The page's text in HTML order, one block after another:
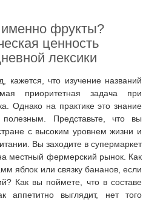
фрукты?
ценность
лексики
кажется, что изучение названий
приоритетная задача при
Однако на практике это знание
полезным. Представьте, что вы
с высоким уровнем жизни и
Вы заходите в супермаркет
местный фермерский рынок. Как
яблок или связку бананов, если
Как вы поймете, что в составе
аппетитно выглядит, нет того